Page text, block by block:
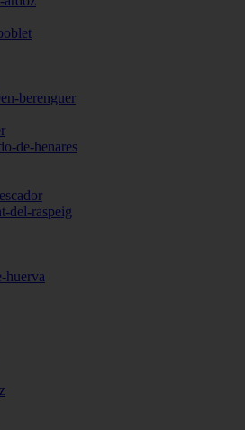
berenguer
de-henares
del-raspeig
huerva